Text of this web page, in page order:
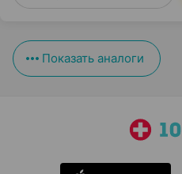
Показать аналоги